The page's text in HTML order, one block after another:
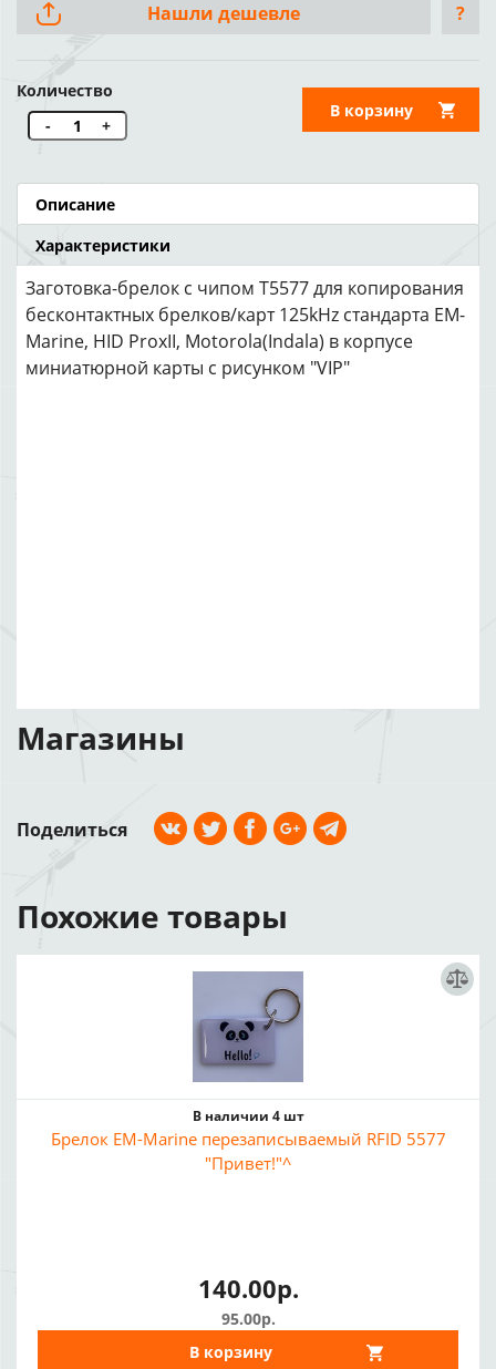
Нашли дешевле ?
Количество
-
+
В корзину
Описание
Характеристики
Заготовка-брелок с чипом T5577 для копирования
бесконтактных брелков/карт 125kHz стандарта EM-
Marine, HID ProxII, Motorola(Indala) в корпусе
миниатюрной карты с рисунком "VIP"
Магазины
Поделиться
Похожие товары
В наличии 4 шт
Брелок EM-Marine перезаписываемый RFID 5577
"Привет!"^
140.00р.
95.00р.
В корзину